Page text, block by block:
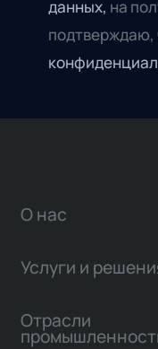
данных, на
подтверждаю,
О нас
Услуги и
Отрасли